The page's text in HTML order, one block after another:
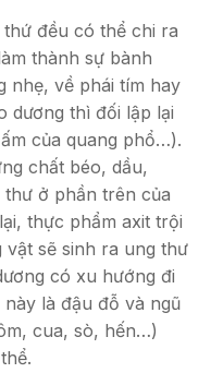
đều có thể chi ra
thành sự bành
nhẹ, về phái tím hay
dương thì đối lập lại
của quang phổ…).
chất béo, dầu,
ở phần trên của
thực phẩm axit trội
sẽ sinh ra ung thư
có xu hướng đi
là đậu đỗ và ngũ
cua, sò, hến…)